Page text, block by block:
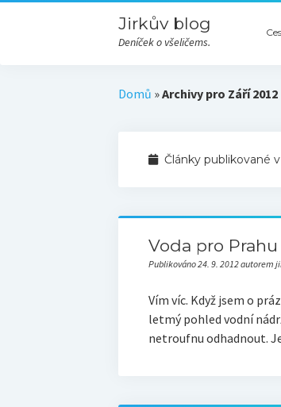
Jirkův blog
Deníček o všeličems.
Domů »Archivy pro Září 2012
Články publikované
Voda pro Prahu
Publikováno 24. 9. 2012 autorem
Vím víc. Když jsem o
letmý pohled vodní
netroufnu odhadnout.